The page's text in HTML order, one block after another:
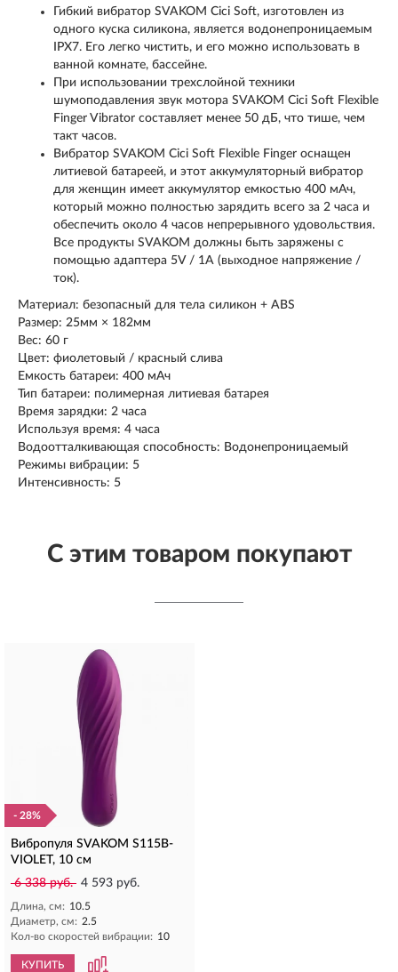
Гибкий вибратор SVAKOM Cici Soft, изготовлен из
одного куска силикона, является водонепроницаемым
IPX7. Его легко чистить, и его можно использовать в
ванной комнате, бассейне.
При использовании трехслойной техники
шумоподавления звук мотора SVAKOM Cici Soft Flexible
Finger Vibrator составляет менее 50 дБ, что тише, чем
такт часов.
Вибратор SVAKOM Cici Soft Flexible Finger оснащен
литиевой батареей, и этот аккумуляторный вибратор
для женщин имеет аккумулятор емкостью 400 мАч,
который можно полностью зарядить всего за 2 часа и
обеспечить около 4 часов непрерывного удовольствия.
Все продукты SVAKOM должны быть заряжены с
помощью адаптера 5V / 1A (выходное напряжение /
ток).
Материал: безопасный для тела силикон + ABS
Размер: 25мм × 182мм
Вес: 60 г
Цвет: фиолетовый / красный слива
Емкость батареи: 400 мАч
Тип батареи: полимерная литиевая батарея
Время зарядки: 2 часа
Используя время: 4 часа
Водоотталкивающая способность: Водонепроницаемый
Режимы вибрации: 5
Интенсивность: 5
С этим товаром покупают
- 28%
Вибропуля SVAKOM S115B-
VIOLET, 10 см
6 338 руб. 4 593 руб.
Длина, см: 10.5
Диаметр, см: 2.5
Кол-во скоростей вибрации: 10
КУПИТЬ